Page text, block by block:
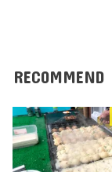
RECOMMEND